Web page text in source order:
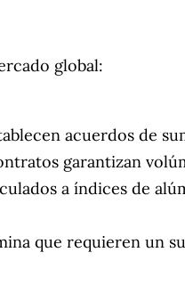
global:
acuerdos de
garantizan
a índices de
que requieren un